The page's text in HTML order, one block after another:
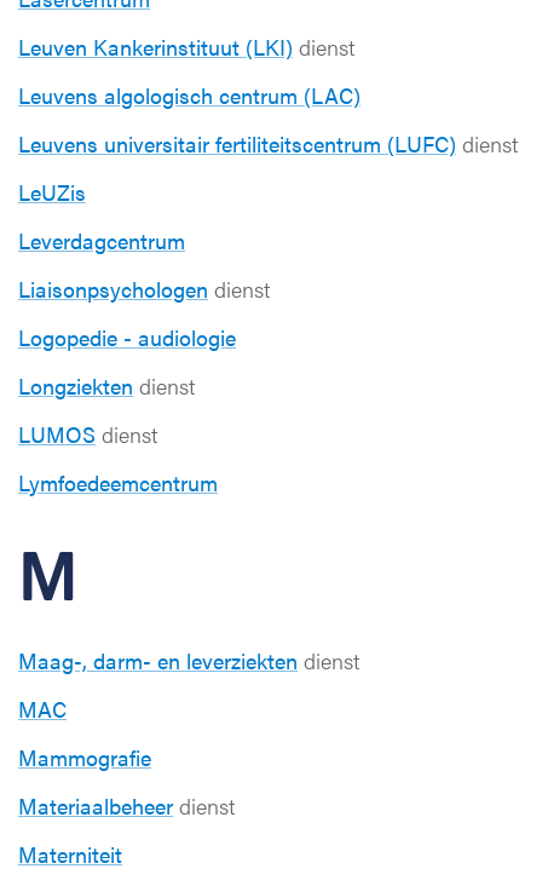
Leuven Kankerinstituut (LKI) dienst
Leuvens algologisch centrum (LAC)
Leuvens universitair fertiliteitscentrum (LUFC) dienst
LeUZis
Leverdagcentrum
Liaisonpsychologen dienst
Logopedie - audiologie
Longziekten dienst
LUMOS dienst
Lymfoedeemcentrum
M
Maag-, darm- en leverziekten dienst
MAC
Mammografie
Materiaalbeheer dienst
Materniteit